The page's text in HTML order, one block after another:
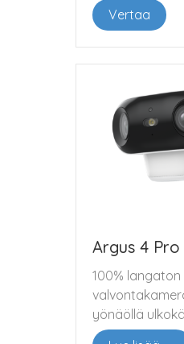
Vertaa
Argus 4 Pro
100% langaton
yönäöllä